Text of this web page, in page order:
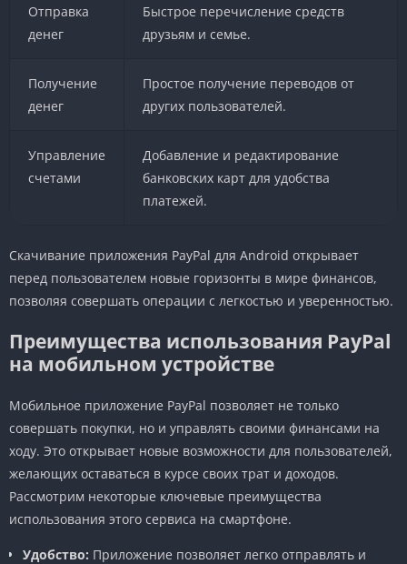
Отправка
денег
Быстрое перечисление средств
друзьям и семье.
Получение
денег
Простое получение переводов от
других пользователей.
Управление
счетами
Добавление и редактирование
банковских карт для удобства
платежей.
Скачивание приложения PayPal для Android открывает
перед пользователем новые горизонты в мире финансов,
позволяя совершать операции с легкостью и уверенностью.
Преимущества использования PayPal
на мобильном устройстве
Мобильное приложение PayPal позволяет не только
совершать покупки, но и управлять своими финансами на
ходу. Это открывает новые возможности для пользователей,
желающих оставаться в курсе своих трат и доходов.
Рассмотрим некоторые ключевые преимущества
использования этого сервиса на смартфоне.
Удобство: Приложение позволяет легко отправлять и